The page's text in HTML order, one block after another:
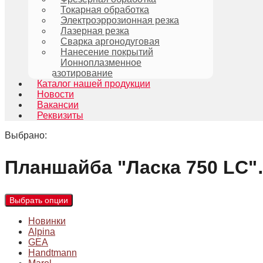
Токарная обработка
Электроэррозионная резка
Лазерная резка
Сварка аргонодуговая
Нанесение покрытий
Ионноплазменное
азотирование
Каталог нашей продукции
Новости
Вакансии
Реквизиты
Выбрано:
Планшайба "Ласка 750
Выбрать опции
Новинки
Alpina
GEA
Handtmann